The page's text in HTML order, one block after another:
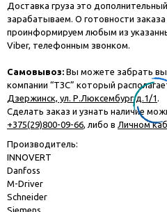
Доставка груза это
зарабатываем. О готовности
проинформируем любым из
Viber, телефонным звонком.
Самовывоз: Вы можете забрать
компании “ТЗС” который
Дзержинск, ул. Р.Люксембург д.1/1 .
Сделать заказ и узнать наличие
+375(29)800-09-66, либо в Личном
Производитель:
INNOVERT
Danfoss
M-Driver
Schneider